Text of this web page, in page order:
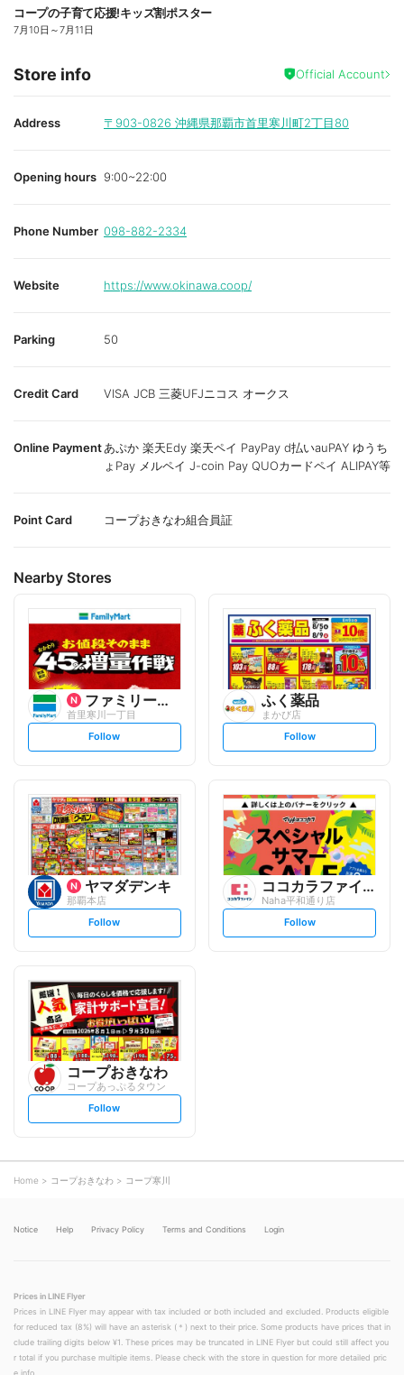
コープの子育て応援!キッズ割ポスター
7月10日 ～7月11日
Store info Official Account
Address 〒903-0826 沖縄県那覇市首里寒川町2丁目80
Opening hours 9:00~22:00
Phone Number 098-882-2334
Website https://www.okinawa.coop/
Parking 50
Credit Card VISA JCB 三菱UFJニコス オークス
Online Paymentあぷか 楽天Edy 楽天ペイ PayPay d払いauPAY ゆうち
ょPay メルペイ J-coin Pay QUOカードペイ ALIPAY等
Point Card コープおきなわ組合員証
Nearby Stores
ファミリーマート
首里寒川一丁目
s
t
l
o
w
Follow
ふく薬品
まかび店
s
t
l
o
w
Follow
ヤマダデンキ
那覇本店
s
t
l
o
w
Follow
ココカラファイン
Naha平和通り店
s
t
Follow
コープおきなわ
コープあっぷるタウン
s
t
o
w
Follow
Home コープおきなわ コープ寒川
Notice Help Privacy Policy Terms and Conditions Login
Prices in LINE Flyer
Prices in LINE Flyer may appear with tax included or both included and excluded. Products eligible
for reduced tax (8%) will have an asterisk (＊) next to their price. Some products have prices that in
clude trailing digits below ¥1. These prices may be truncated in LINE Flyer but could still affect you
r total if you purchase multiple items. Please check with the store in question for more detailed pric
e info.